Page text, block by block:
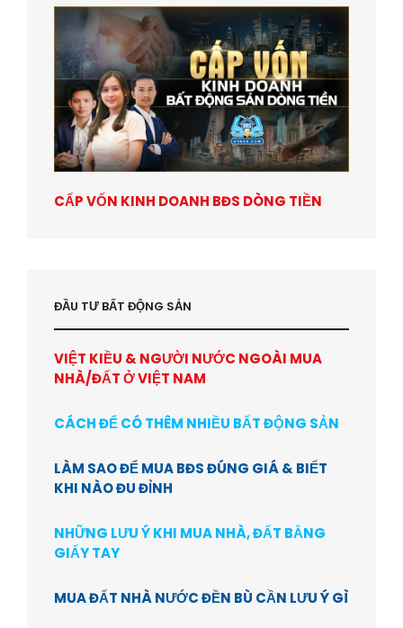
CẤP VỐN KINH DOANH BĐS DÒNG TIỀN
ĐẦU TƯ BẤT ĐỘNG SẢN
VIỆT KIỀU & NGƯỜI NƯỚC NGOÀI MUA
NHÀ/ĐẤT Ở VIỆT NAM
CÁCH ĐỂ CÓ THÊM NHIỀU BẤT ĐỘNG SẢN
LÀM SAO ĐỂ MUA BĐS ĐÚNG GIÁ & BIẾT
KHI NÀO ĐU ĐỈNH
NHỮNG LƯU Ý KHI MUA NHÀ, ĐẤT BẰNG
GIẤY TAY
MUA ĐẤT NHÀ NƯỚC ĐỀN BÙ CẦN LƯU Ý GÌ